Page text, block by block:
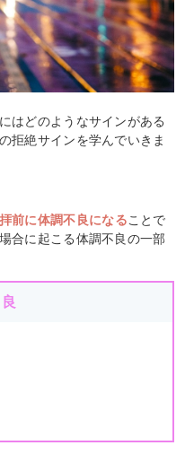
はどのようなサインがある
拒絶サインを学んでいきま
前に体調不良になることで
合に起こる体調不良の一部